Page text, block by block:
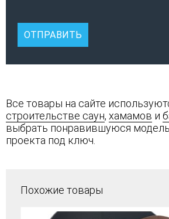
Все товары на сайте
строительстве саун, хамамов и
выбрать понравившуюся модель
проекта под ключ.
Похожие товары